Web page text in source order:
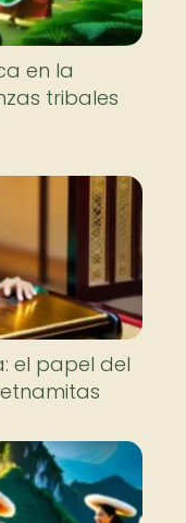
en la
tribales
el papel del